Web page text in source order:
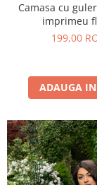
Camasa cu
imprimeu
199,00
ADAUGA IN